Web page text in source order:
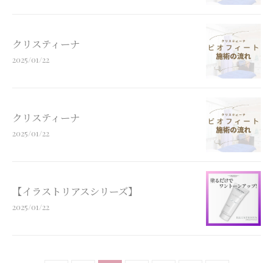
クリスティーナ
2025/01/22
クリスティーナ
2025/01/22
【イラストリアスシリーズ】
2025/01/22